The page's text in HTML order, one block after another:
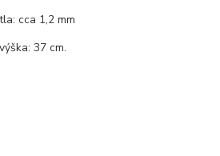
cca 1,2 mm
37 cm.